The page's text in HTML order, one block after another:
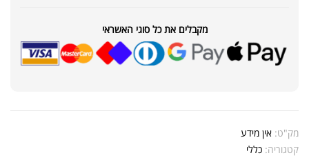
מקבלים את כל סוגי האשראי
מק"ט: אין מידע
קטגוריה: כללי